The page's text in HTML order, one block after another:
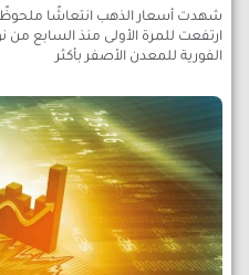
شهدت أسعار الذهب انتعاشًا ملحوظًا
ارتفعت للمرة الأولى منذ السابع
الفورية للمعدن الأصفر بأكثر